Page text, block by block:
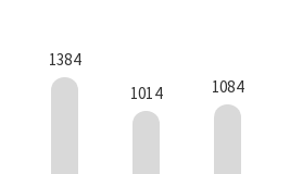
1384
1014 1084